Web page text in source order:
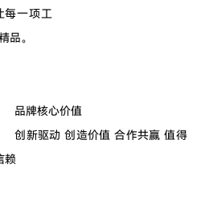
每一项工
品。
品牌核心价值
创新驱动 创造价值 合作共赢 值得
赖